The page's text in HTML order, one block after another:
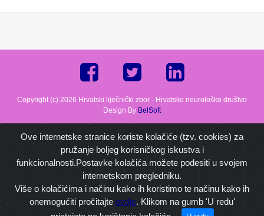
Ove internetske stranice koriste kolačiće (tzv. cookies) za
pružanje boljeg korisničkog iskustva i
funkcionalnosti.Postavke kolačića možete podesiti u svojem
internetskom pregledniku.
Više o kolačićima i načinu kako ih koristimo te načinu kako ih
onemogućiti pročitajte ovdje. Klikom na gumb 'U redu'
Copyright (c) 2026 Hrvatski liječnički zbor - Hrvatsko neurološko društvo
Design By BelSoft